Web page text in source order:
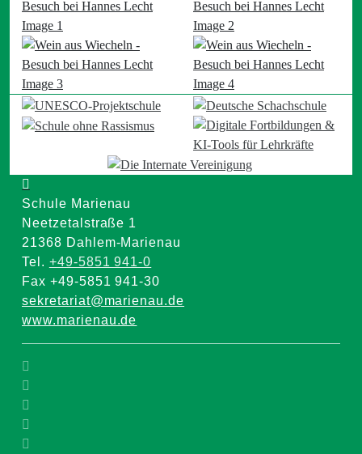
Schule Marienau
Neetzetalstraße 1
21368 Dahlem-Marienau
Tel. +49-5851 941-0
Fax +49-5851 941-30
sekretariat@marienau.de
www.marienau.de